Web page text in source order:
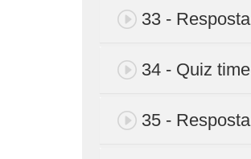
33 - Resposta
34 - Quiz time
35 - Resposta